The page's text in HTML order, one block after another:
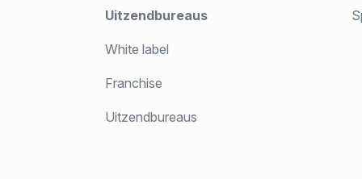
Uitzendbureaus
White label
Franchise
Uitzendbureaus